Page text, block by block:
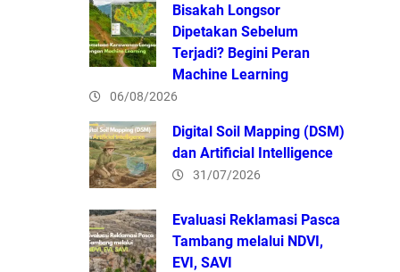
Bisakah Longsor
Dipetakan Sebelum
Terjadi? Begini Peran
Machine Learning
06/08/2026
Digital Soil Mapping (DSM)
dan Artificial Intelligence
31/07/2026
Evaluasi Reklamasi Pasca
Tambang melalui NDVI,
EVI, SAVI